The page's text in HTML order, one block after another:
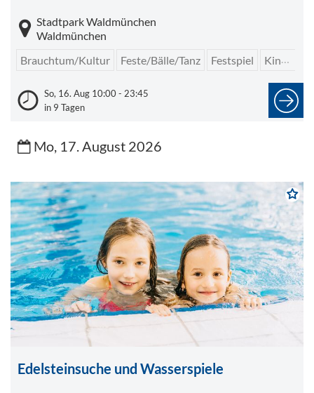
Stadtpark Waldmünchen
Waldmünchen
Brauchtum/Kultur
Feste/Bälle/Tanz Festspiel Kinder/Jugendliche
So, 16. Aug 10:00 - 23:45
in 9 Tagen
Mo, 17. August 2026
Edelsteinsuche und Wasserspiele